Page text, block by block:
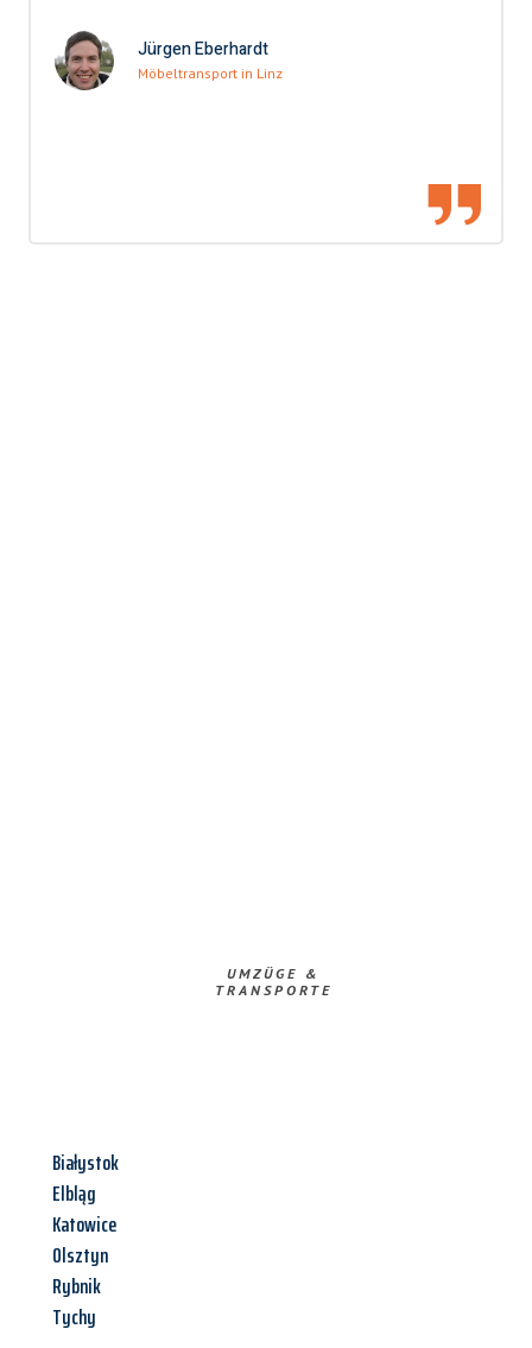
Jürgen Eberhardt
Möbeltransport in Linz
UMZÜGE &
TRANSPORTE
Białystok
Elbląg
Katowice
Olsztyn
Rybnik
Tychy